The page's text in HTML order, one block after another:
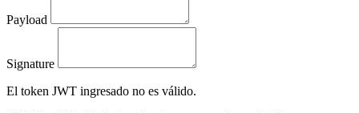
Payload
Signature
El token JWT ingresado no es válido.